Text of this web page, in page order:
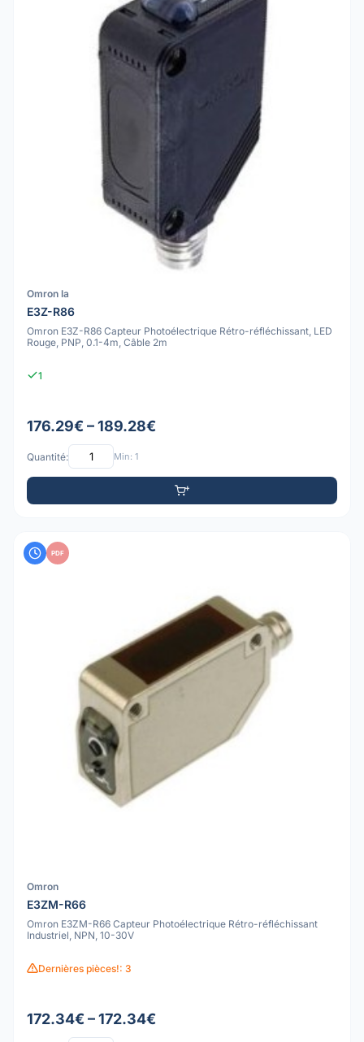
Omron Ia
E3Z-R86
Omron E3Z-R86 Capteur Photoélectrique Rétro-réfléchissant, LED
Rouge, PNP, 0.1-4m, Câble 2m
1
176.29€ – 189.28€
Quantité: Min: 1
PDF
Omron
E3ZM-R66
Omron E3ZM-R66 Capteur Photoélectrique Rétro-réfléchissant
Industriel, NPN, 10-30V
Dernières pièces!: 3
172.34€ – 172.34€